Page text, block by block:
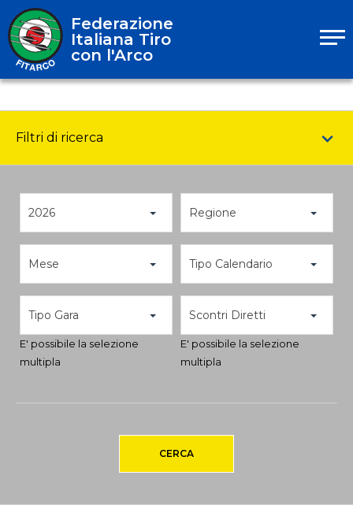
Federazione
Italiana Tiro
con l'Arco
Filtri di ricerca
2026 Regione
Mese Tipo Calendario
Tipo Gara
E' possibile la selezione
multipla
Scontri Diretti
E' possibile la selezione
multipla
CERCA